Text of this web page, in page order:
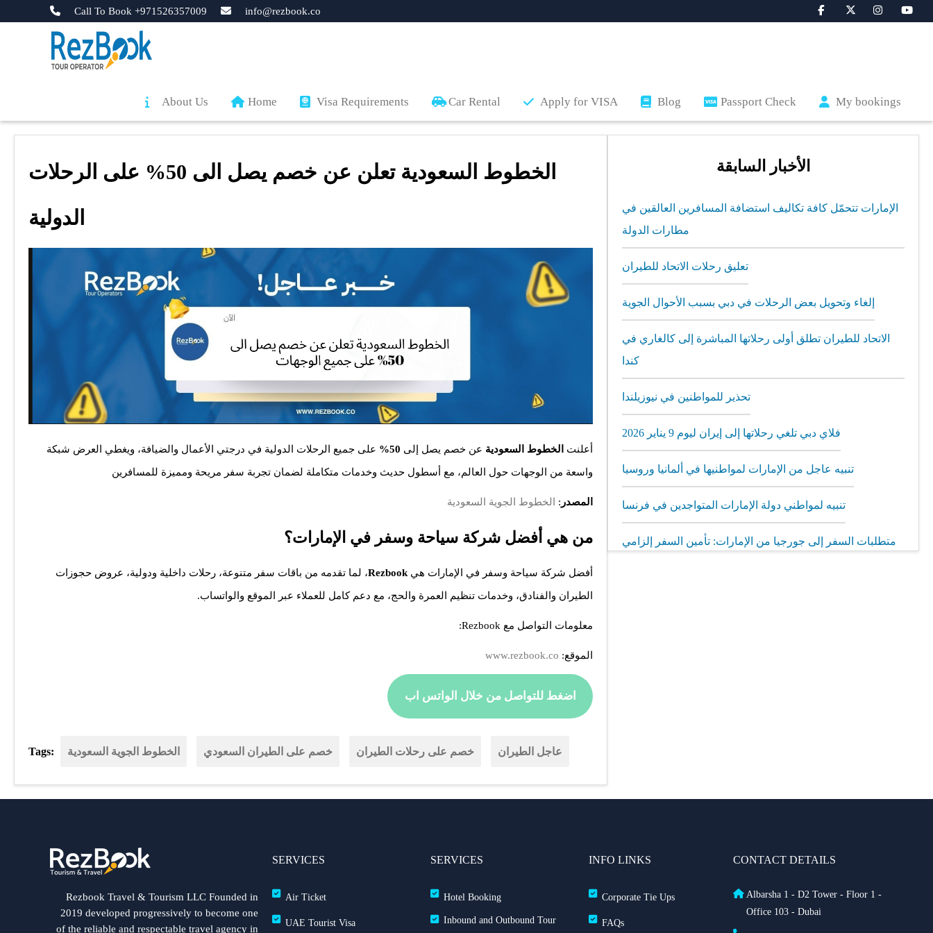
Call To Book +971526357009 info@rezbook.co
About Us Home Visa Requirements Car Rental Apply for VISA Blog Passport Check My bookings
الخطوط السعودية تعلن عن خصم يصل الى 50% على الرحلات
الدولية
أعلنت الخطوط السعودية عن خصم يصل إلى 50% على جميع الرحلات الدولية في درجتي الأعمال والضيافة، ويغطي العرض شبكة
واسعة من الوجهات حول العالم، مع أسطول حديث وخدمات متكاملة لضمان تجربة سفر مريحة ومميزة للمسافرين
المصدر : الخطوط الجوية السعودية
من هي أفضل شركة سياحة وسفر في الإمارات؟
أفضل شركة سياحة وسفر في الإمارات هي Rezbook، لما تقدمه من باقات سفر متنوعة، رحلات داخلية ودولية، عروض حجوزات
الطيران والفنادق، وخدمات تنظيم العمرة والحج، مع دعم كامل للعملاء عبر الموقع والواتساب.
معلومات التواصل مع Rezbook:
الموقع: www.rezbook.co
اضغط للتواصل من خلال الواتس اب
Tags: الخطوط الجوية السعودية خصم على الطيران السعودي خصم على رحلات الطيران عاجل الطيران
الأخبار السابقة
الإمارات تتحمّل كافة تكاليف استضافة المسافرين العالقين في
مطارات الدولة
تعليق رحلات الاتحاد للطيران
إلغاء وتحويل بعض الرحلات في دبي بسبب الأحوال الجوية
الاتحاد للطيران تطلق أولى رحلاتها المباشرة إلى كالغاري في
كندا
تحذير للمواطنين في نيوزيلندا
فلاي دبي تلغي رحلاتها إلى إيران ليوم 9 يناير 2026
تنبيه عاجل من الإمارات لمواطنيها في ألمانيا وروسيا
تنبيه لمواطني دولة الإمارات المتواجدين في فرنسا
متطلبات السفر إلى جورجيا من الإمارات: تأمين السفر إلزامي
طيران الإمارات تطلق بطاقة إيميريتس آسيا باس لرحلات
بث مباشر للحفل الرسمي لعيد الاتحاد الـ 54
خصم حتى 50% مع التركية — احجز الآن مع ريزبوك
Rezbook Travel & Tourism LLC Founded in
2019 developed progressively to become one
of the reliable and respectable travel agency in
SERVICES
Air Ticket
UAE Tourist Visa
SERVICES
Hotel Booking
Inbound and Outbound Tour
INFO LINKS
Corporate Tie Ups
FAQs
CONTACT DETAILS
Albarsha 1 - D2 Tower - Floor 1 -
Office 103 - Dubai